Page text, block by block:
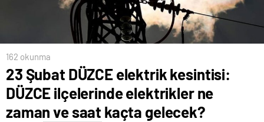
162 okunma
23 Şubat DÜZCE elektrik kesintisi:
DÜZCE ilçelerinde elektrikler ne
zaman ve saat kaçta gelecek?